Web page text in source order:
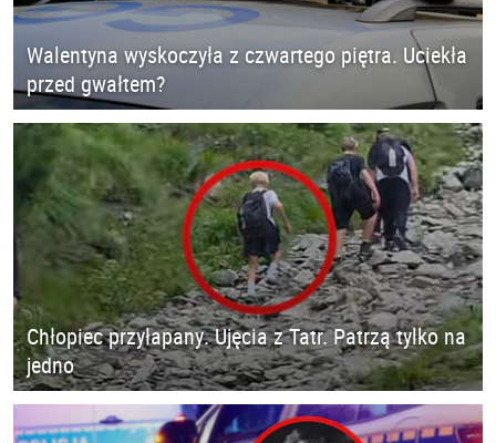
Walentyna wyskoczyła z czwartego piętra. Uciekła
przed gwałtem?
Chłopiec przyłapany. Ujęcia z Tatr. Patrzą tylko na
jedno